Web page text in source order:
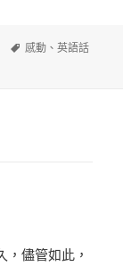
標
感動 、英語話
儘管如此，